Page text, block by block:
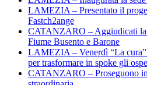
LAMEZIA – Presentato il
Fastch2ange
CATANZARO – Aggiudicati
Fiume Busento e Barone
LAMEZIA – Venerdì “La cura”
per trasformare in spoke gli
CATANZARO – Proseguono